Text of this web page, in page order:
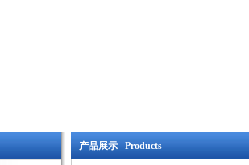
产品展示 Products